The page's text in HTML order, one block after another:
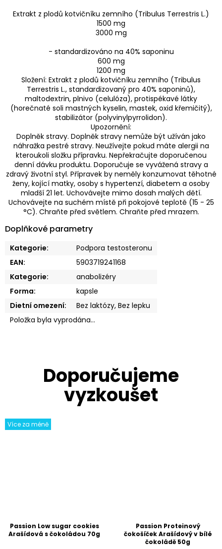
Více za méně
Passion Low sugar cookies
Arašídová s čokoládou 70g
Passion Proteinový
čokošíček Arašídový v bílé
čokoládě 50g
Extrakt z plodů kotvičníku zemního (Tribulus Terrestris L.)
1500 mg
3000 mg
- standardizováno na 40% saponinu
600 mg
1200 mg
Složení: Extrakt z plodů kotvičníku zemního (Tribulus
Terrestris L., standardizovaný pro 40% saponinů),
maltodextrin, plnivo (celulóza), protispékavé látky
(horečnaté soli mastných kyselin, mastek, oxid křemičitý),
stabilizátor (polyvinylpyrrolidon).
Upozornění:
Doplněk stravy. Doplněk stravy nemůže být užíván jako
náhražka pestré stravy. Neužívejte pokud máte alergii na
kteroukoli složku přípravku. Nepřekračujte doporučenou
denní dávku produktu. Doporučuje se vyvážená stravy a
zdravý životní styl. Přípravek by neměly konzumovat těhotné
ženy, kojící matky, osoby s hypertenzí, diabetem a osoby
mladší 21 let. Uchovávejte mimo dosah malých dětí.
Uchovávejte na suchém místě při pokojové teplotě (15 - 25
°C). Chraňte před světlem. Chraňte před mrazem.
Doplňkové parametry
Kategorie:
Podpora testosteronu
EAN:
5903719241168
Kategorie:
anabolizéry
Forma:
kapsle
Dietní omezení:
Bez laktózy, Bez lepku
Položka byla vyprodána…